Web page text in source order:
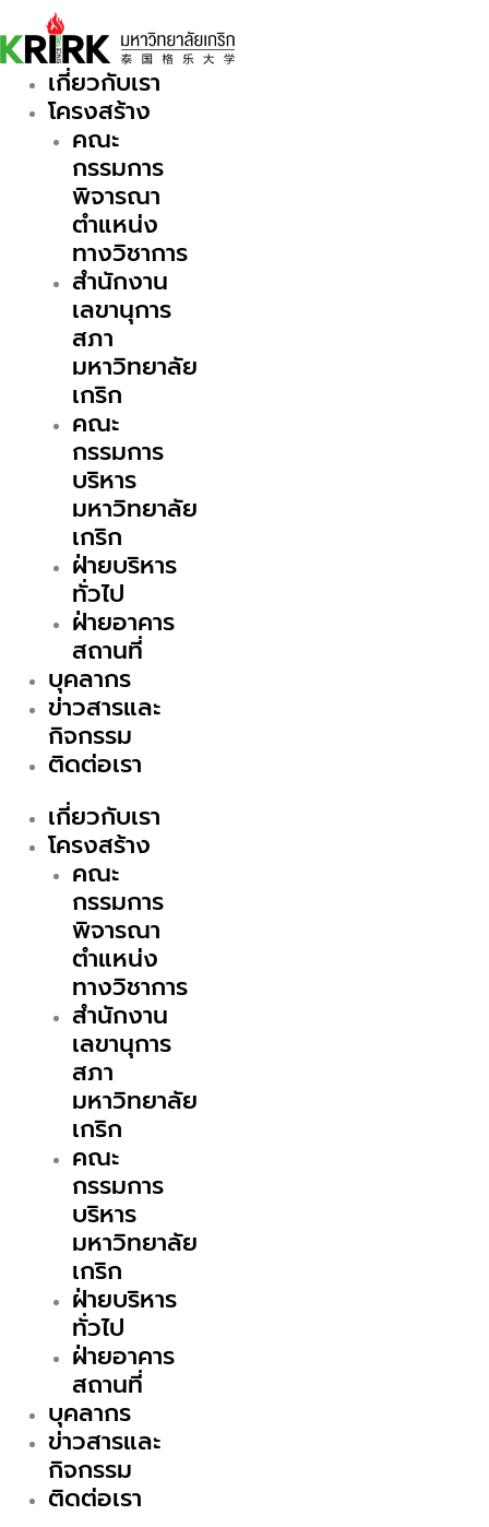
to
contentเกี่ยวกับเรา
โครงสร้าง
คณะ
กรรมการ
พิจารณา
ตำแหน่ง
ทางวิชาการ
สำนักงาน
เลขานุการ
สภา
มหาวิทยาลัย
เกริก
คณะ
กรรมการ
บริหาร
มหาวิทยาลัย
เกริก
ฝ่ายบริหาร
ทั่วไป
ฝ่ายอาคาร
สถานที่
บุคลากร
ข่าวสารและ
กิจกรรม
ติดต่อเรา
เกี่ยวกับเรา
โครงสร้าง
คณะ
กรรมการ
พิจารณา
ตำแหน่ง
ทางวิชาการ
สำนักงาน
เลขานุการ
สภา
มหาวิทยาลัย
เกริก
คณะ
กรรมการ
บริหาร
มหาวิทยาลัย
เกริก
ฝ่ายบริหาร
ทั่วไป
ฝ่ายอาคาร
สถานที่
บุคลากร
ข่าวสารและ
กิจกรรม
ติดต่อเรา